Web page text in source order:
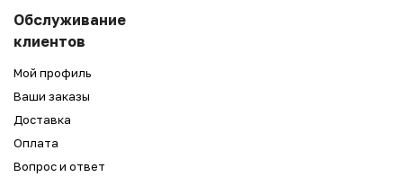
Обслуживание
клиентов
Мой профиль
Ваши заказы
Доставка
Оплата
Вопрос и ответ